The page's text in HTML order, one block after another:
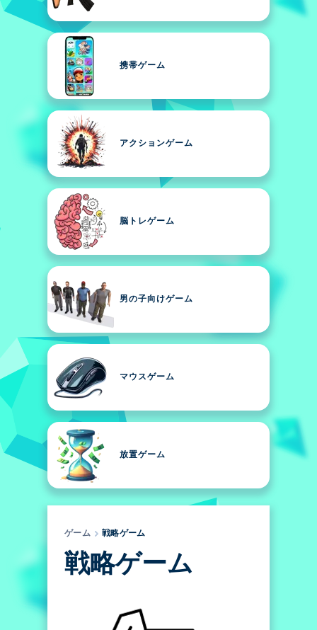
携帯ゲーム
アクションゲーム
脳トレゲーム
男の子向けゲーム
マウスゲーム
放置ゲーム
ゲーム 戦略ゲーム
戦略ゲーム